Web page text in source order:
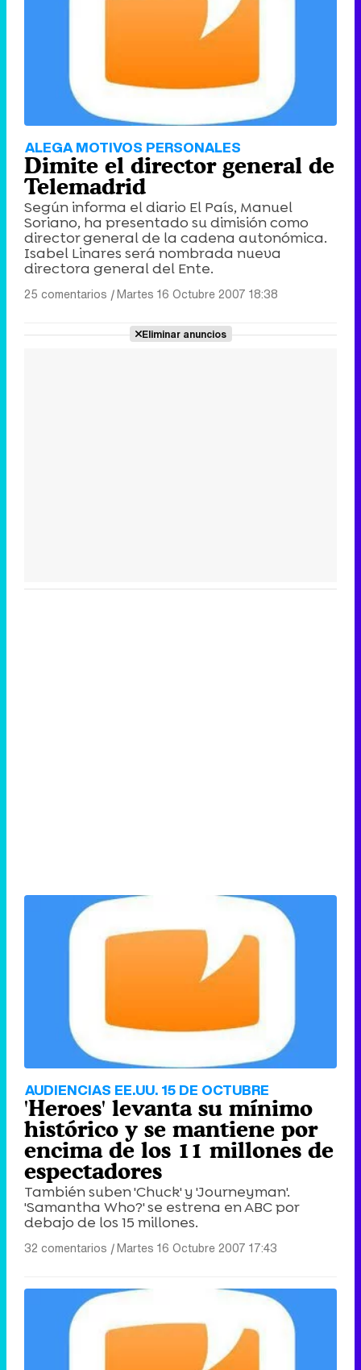
ALEGA MOTIVOS PERSONALES
Dimite el director general de
Telemadrid
Según informa el diario El País, Manuel
Soriano, ha presentado su dimisión como
director general de la cadena autonómica.
Isabel Linares será nombrada nueva
directora general del Ente.
25 comentarios |Martes 16 Octubre 2007 18:38
Eliminar anuncios
AUDIENCIAS EE.UU. 15 DE OCTUBRE
'Heroes' levanta su mínimo
histórico y se mantiene por
encima de los 11 millones de
espectadores
También suben 'Chuck' y 'Journeyman'.
'Samantha Who?' se estrena en ABC por
debajo de los 15 millones.
32 comentarios |Martes 16 Octubre 2007 17:43